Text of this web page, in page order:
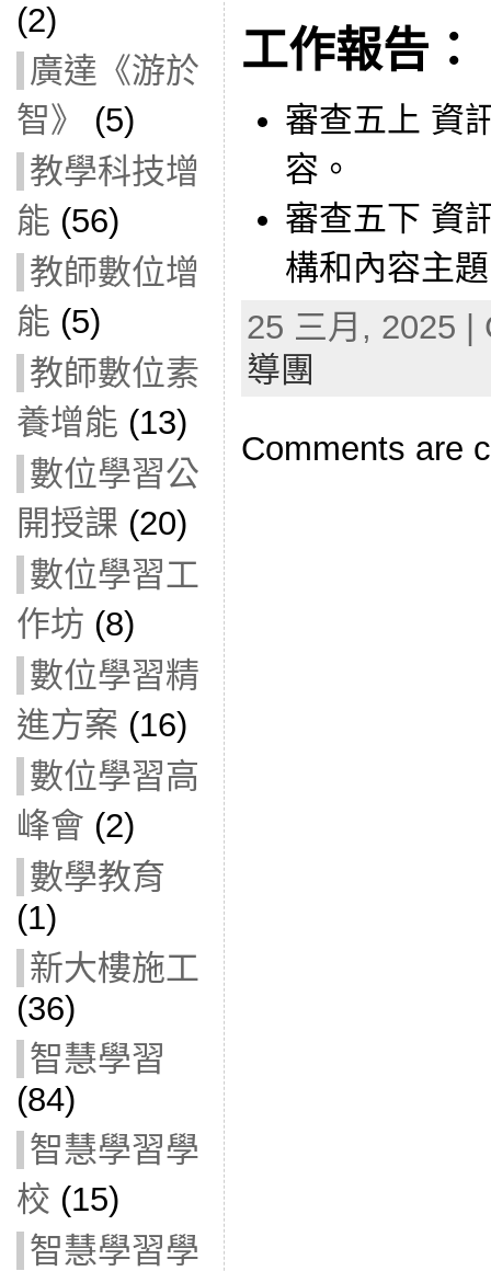
(2)
廣達《游於
智》
(5)
教學科技增
能 (56)
教師數位增
能 (5)
教師數位素
養增能 (13)
數位學習公
開授課 (20)
數位學習工
作坊 (8)
數位學習精
進方案 (16)
數位學習高
峰會 (2)
數學教育
(1)
新大樓施工
(36)
智慧學習
(84)
智慧學習學
校 (15)
智慧學習學
工作報告：
審查五上 資
容。
審查五下 資
構和內容主題
25 三月, 2025
導團
Comments are